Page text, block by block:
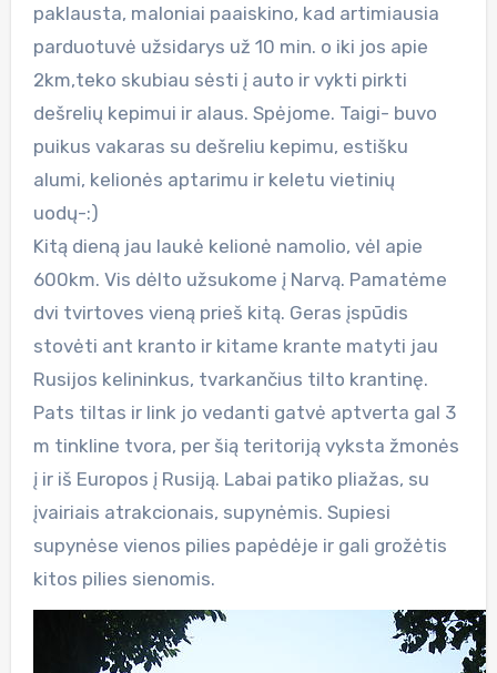
paklausta, maloniai paaiskino, kad artimiausia
parduotuvė užsidarys už 10 min. o iki jos apie
2km,teko skubiau sėsti į auto ir vykti pirkti
dešrelių kepimui ir alaus. Spėjome. Taigi- buvo
puikus vakaras su dešreliu kepimu, estišku
alumi, kelionės aptarimu ir keletu vietinių
uodų-:)
Kitą dieną jau laukė kelionė namolio, vėl apie
600km. Vis dėlto užsukome į Narvą. Pamatėme
dvi tvirtoves vieną prieš kitą. Geras įspūdis
stovėti ant kranto ir kitame krante matyti jau
Rusijos kelininkus, tvarkančius tilto krantinę.
Pats tiltas ir link jo vedanti gatvė aptverta gal 3
m tinkline tvora, per šią teritoriją vyksta žmonės
į ir iš Europos į Rusiją. Labai patiko pliažas, su
įvairiais atrakcionais, supynėmis. Supiesi
supynėse vienos pilies papėdėje ir gali grožėtis
kitos pilies sienomis.